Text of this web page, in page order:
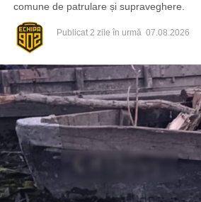
comune de patrulare și supraveghere.
Publicat 2 zile în urmă 07.08.2026